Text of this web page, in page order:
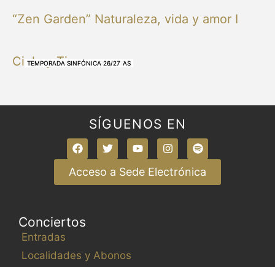
NUESTRAS BANDAS Y ORQUESTAS
NUESTRAS BANDAS Y ORQUESTAS
OTRAS MÚSICAS
NUESTRAS BANDAS Y ORQUESTAS
NUESTRAS BANDAS Y ORQUESTAS
TEMPORADA SINFÓNICA 26/27
TEMPORADA SINFÓNICA 26/27
“Zen Garden” Naturaleza, vida y amor I
TEMPORADA SINFÓNICA 26/27
Cielo y Tierra
TEMPORADA SINFÓNICA 26/27
SÍGUENOS EN
Acceso a Sede Electrónica
Conciertos
Entradas
Localidades y Abonos